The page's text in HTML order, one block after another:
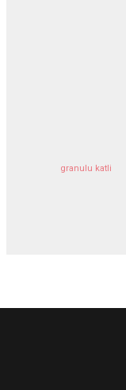
granulu katli